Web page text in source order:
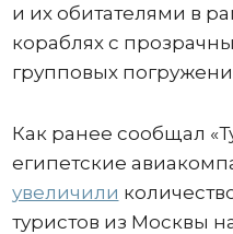
и их обитателями в
кораблях с
групповых
Как ранее сообщал
египетские
увеличили
туристов из Москвы